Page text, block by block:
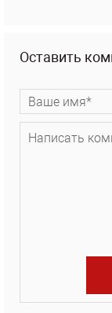
Оставить